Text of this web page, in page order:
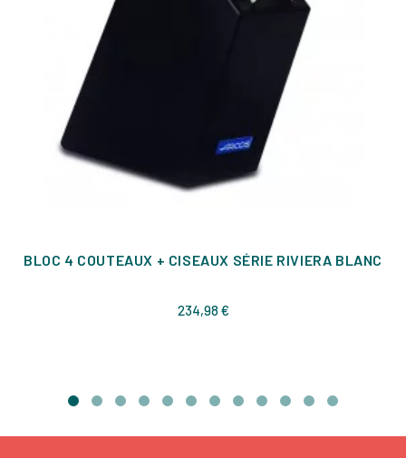
BLOC 4 COUTEAUX + CISEAUX SÉRIE RIVIERA BLANC
234,98 €Prix